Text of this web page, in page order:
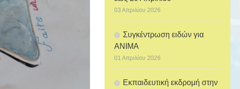
03 Απριλίου 2026
Συγκέντρωση ειδών για
ANIMA
01 Απριλίου 2026
Εκπαιδευτική εκδρομή στην